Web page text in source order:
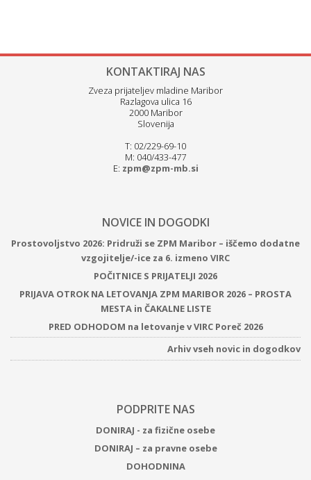
KONTAKTIRAJ NAS
Zveza prijateljev mladine Maribor
Razlagova ulica 16
2000 Maribor
Slovenija
T: 02/229-69-10
M: 040/433-477
E: zpm@zpm-mb.si
NOVICE IN DOGODKI
Prostovoljstvo 2026: Pridruži se ZPM Maribor – iščemo dodatne
vzgojitelje/-ice za 6. izmeno VIRC
POČITNICE S PRIJATELJI 2026
PRIJAVA OTROK NA LETOVANJA ZPM MARIBOR 2026 – PROSTA
MESTA in ČAKALNE LISTE
PRED ODHODOM na letovanje v VIRC Poreč 2026
Arhiv vseh novic in dogodkov
PODPRITE NAS
DONIRAJ - za fizične osebe
DONIRAJ – za pravne osebe
DOHODNINA